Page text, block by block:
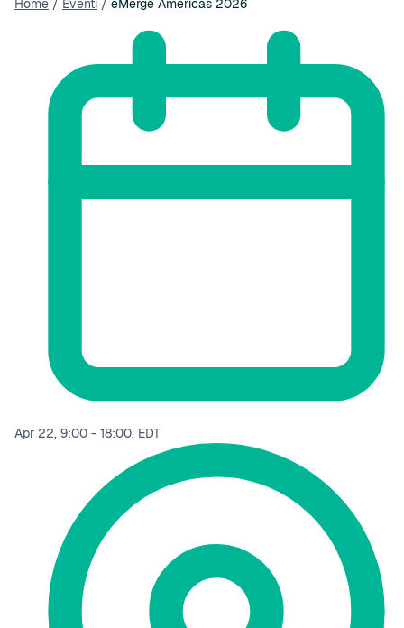
Home / Eventi / eMerge Americas 2026
Apr 22, 9:00 - 18:00, EDT